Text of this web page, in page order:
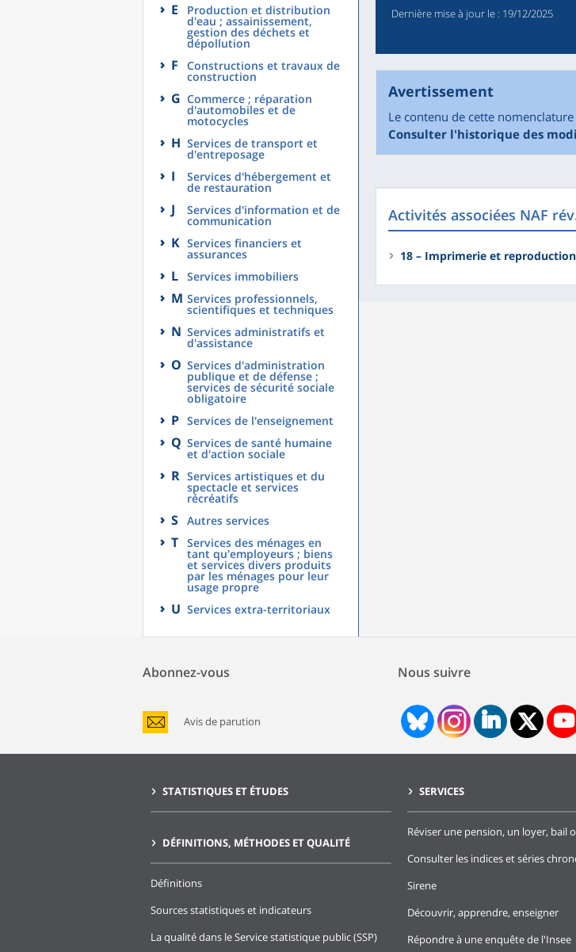
E Production et distribution
d'eau ; assainissement,
gestion des déchets et
dépollution
F Constructions et travaux de
construction
G Commerce ; réparation
d'automobiles et de
motocycles
H Services de transport et
d'entreposage
I Services d'hébergement et
de restauration
J Services d'information et de
communication
K Services financiers et
assurances
L Services immobiliers
M Services professionnels,
scientifiques et techniques
N Services administratifs et
d'assistance
O Services d'administration
publique et de défense ;
services de sécurité sociale
obligatoire
P Services de l'enseignement
Q Services de santé humaine
et d'action sociale
R Services artistiques et du
spectacle et services
récréatifs
S Autres services
T Services des ménages en
tant qu'employeurs ; biens
et services divers produits
par les ménages pour leur
usage propre
U Services extra-territoriaux
Dernière mise à jour le: 19/12/2025
Avertissement
Le contenu de cette
Consulter l'historique des
Activités associées NAF
18 – Imprimerie et
Abonnez-vous
Avis de parution
Nous suivre
STATISTIQUES ET ÉTUDES
DÉFINITIONS, MÉTHODES ET QUALITÉ
Définitions
Sources statistiques et indicateurs
La qualité dans le Service statistique public (SSP)
SERVICES
Réviser une pension, un loyer, bail
Consulter les indices et séries
Sirene
Découvrir, apprendre, enseigner
Répondre à une enquête de l'Insee